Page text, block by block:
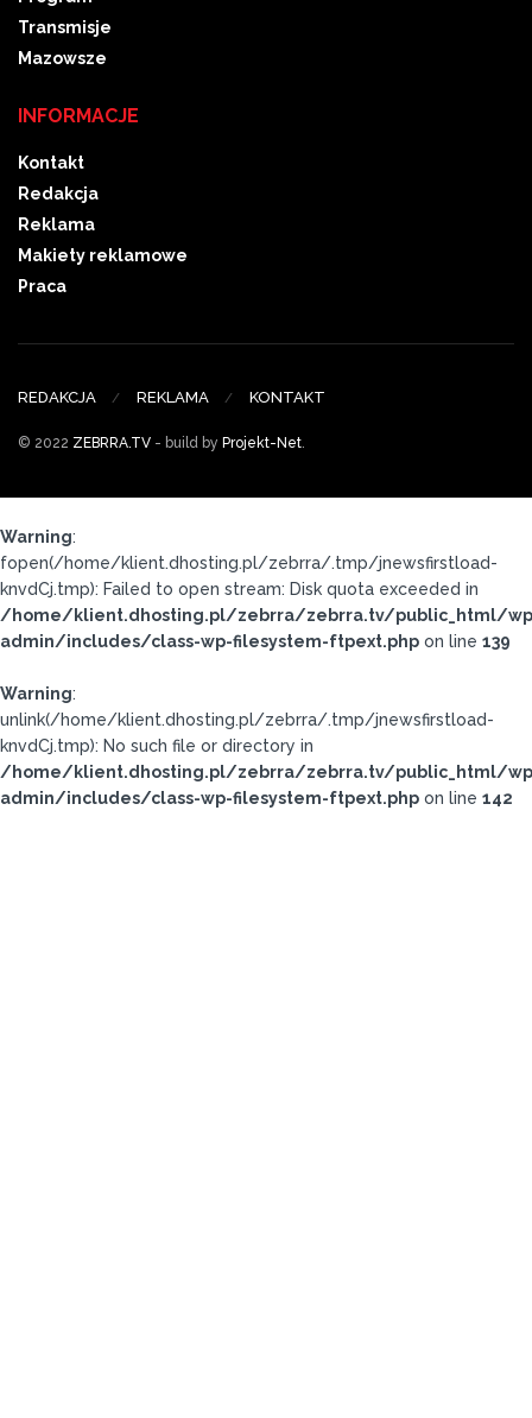
Transmisje
Mazowsze
INFORMACJE
Kontakt
Redakcja
Reklama
Makiety reklamowe
Praca
REDAKCJA REKLAMA KONTAKT
© 2022 ZEBRRA.TV - build by Projekt-Net.
Warning:
fopen(/home/klient.dhosting.pl/zebrra/.tmp/jnewsfirstload-
knvdCj.tmp): Failed to open stream: Disk quota exceeded in
/home/klient.dhosting.pl/zebrra/zebrra.tv/public_html/
admin/includes/class-wp-filesystem-ftpext.php on line 139
Warning:
unlink(/home/klient.dhosting.pl/zebrra/.tmp/jnewsfirstload-
knvdCj.tmp): No such file or directory in
/home/klient.dhosting.pl/zebrra/zebrra.tv/public_html/
admin/includes/class-wp-filesystem-ftpext.php on line 142